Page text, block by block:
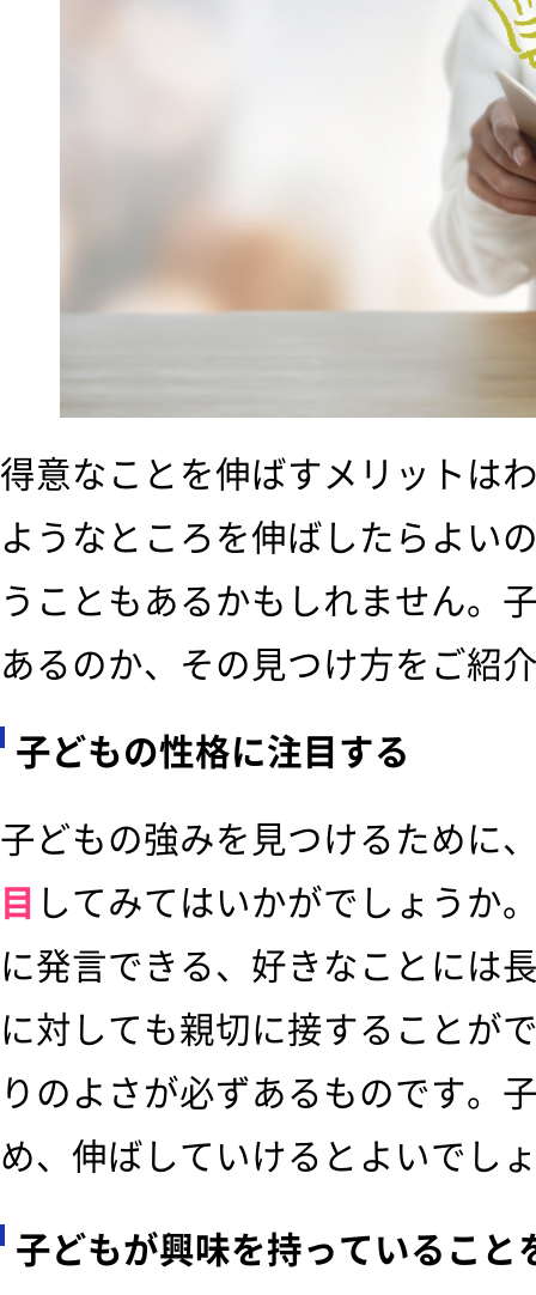
得意なことを伸ばすメリットは
ようなところを伸ばしたらよい
うこともあるかもしれません。
あるのか、その見つけ方をご紹
子どもの性格に注目する
子どもの強みを見つけるために
目 してみてはいかがでしょうか
に発言できる、好きなことには
に対しても親切に接することが
りのよさが必ずあるものです。
め、伸ばしていけるとよいでし
子どもが興味を持っていること